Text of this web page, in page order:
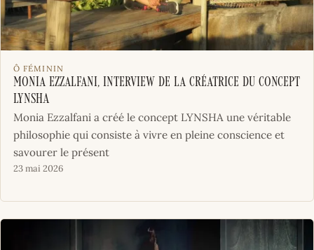
Ô FÉMININ
Monia Ezzalfani, interview de la créatrice du concept
LYNSHA
Monia Ezzalfani a créé le concept LYNSHA une véritable
philosophie qui consiste à vivre en pleine conscience et
savourer le présent
23 mai 2026